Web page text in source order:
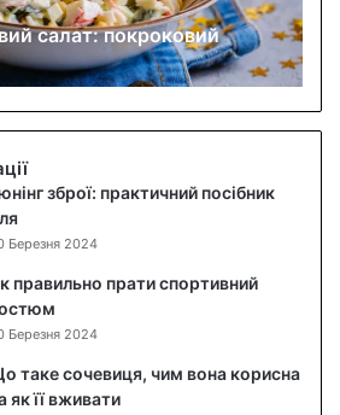
салат: покроковий
зброї: практичний посібник
Березня 2024
правильно прати спортивний
Березня 2024
таке сочевиця, чим вона корисна
як її вживати